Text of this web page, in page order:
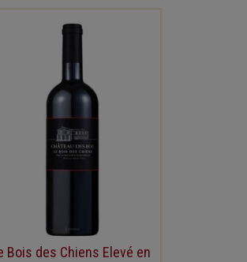
Bois des Chiens Elevé en